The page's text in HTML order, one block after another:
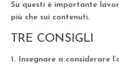
Su questi è importante
più che sui contenuti.
TRE CONSIGLI
1. Insegnare a considerare